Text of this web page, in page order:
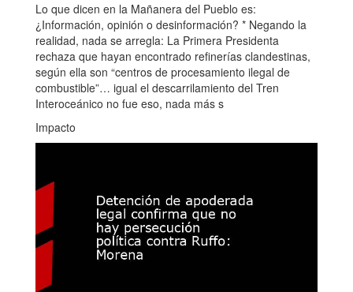
Lo que dicen en la Mañanera del Pueblo es:
¿Información, opinión o desinformación? * Negando la
realidad, nada se arregla: La Primera Presidenta
rechaza que hayan encontrado refinerías clandestinas,
según ella son “centros de procesamiento ilegal de
combustible”… igual el descarrilamiento del Tren
Interoceánico no fue eso, nada más s
Impacto